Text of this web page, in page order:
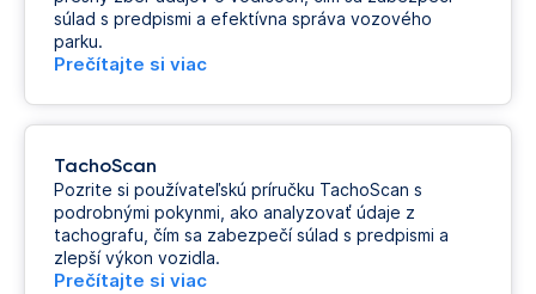
súlad s predpismi a efektívna správa vozového
parku.
Prečítajte si viac
TachoScan
Pozrite si používateľskú príručku TachoScan s
podrobnými pokynmi, ako analyzovať údaje z
tachografu, čím sa zabezpečí súlad s predpismi a
zlepší výkon vozidla.
Prečítajte si viac